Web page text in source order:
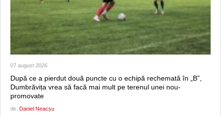
07 august 2026
După ce a pierdut două puncte cu o echipă rechemată în „B”,
Dumbrăvița vrea să facă mai mult pe terenul unei nou-
promovate
de: Daniel Neacșu